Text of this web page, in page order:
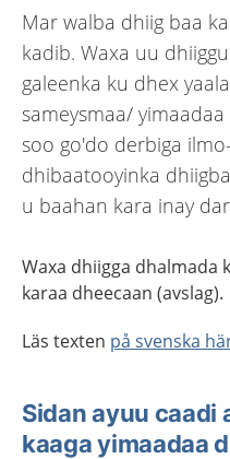
Mar walba dhiig baa
kadib. Waxa uu
galeenka ku dhex
sameysmaa/
soo go'do derbiga
dhibaatooyinka
u baahan kara inay
Waxa dhiigga dhalmada
karaa dheecaan (avslag).
Läs texten på svenska
Sidan ayuu caadi
kaaga yimaadaa